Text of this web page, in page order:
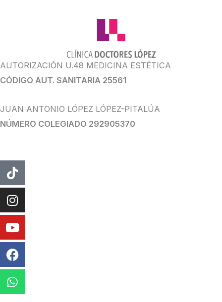
AUTORIZACIÓN U.48 MEDICINA ESTÉTICA
CÓDIGO AUT. SANITARIA 25561
JUAN ANTONIO LÓPEZ LÓPEZ-PITALÚA
NÚMERO COLEGIADO 292905370
Tiktok
Instagram
Youtube
Facebook
Whatsapp